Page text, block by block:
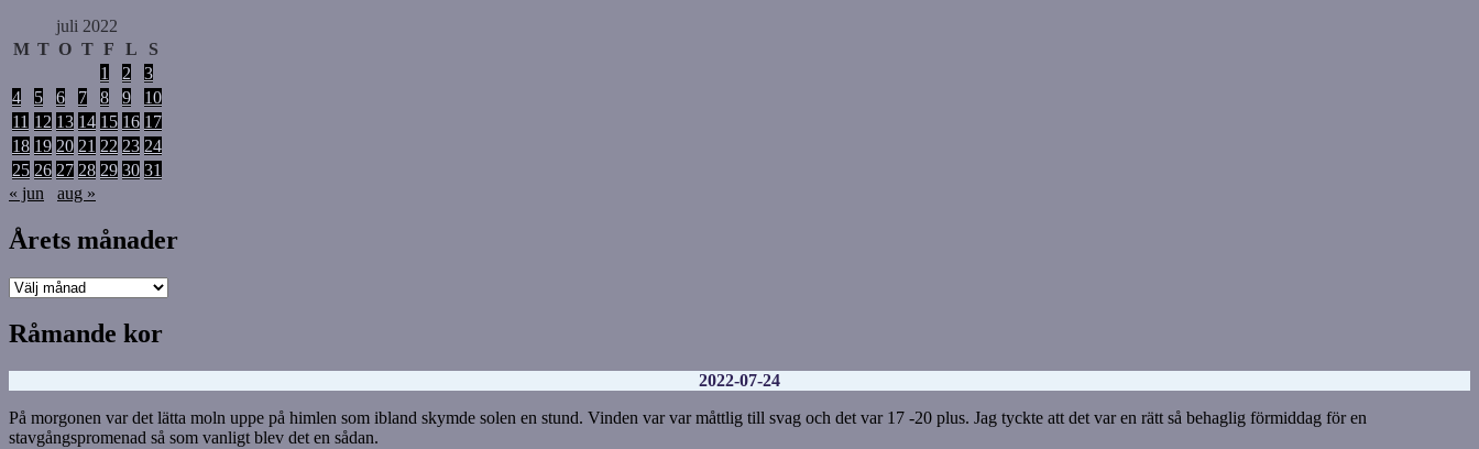
juli 2022
M T O T F L
S
1
2
3
4
5 6 7 8 9
10
11 12 13 14 15 16 17
18 19 20 21 22 23 24
25 26 27 28 29 30 31
« jun
aug »
Årets månader
Årets
Råmande kor
2022-07-24
På morgonen var det lätta moln uppe på himlen som ibland skymde solen en stund. Vinden var var måttlig till svag och det var 17 -20 plus. Jag tyckte att det var en rätt så behaglig förmiddag för en
stavgångspromenad så som vanligt blev det en sådan.